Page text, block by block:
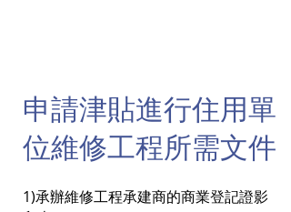
申請津貼進行住用單
位維修工程所需文件
1)承辦維修工程承建商的商業登記證影